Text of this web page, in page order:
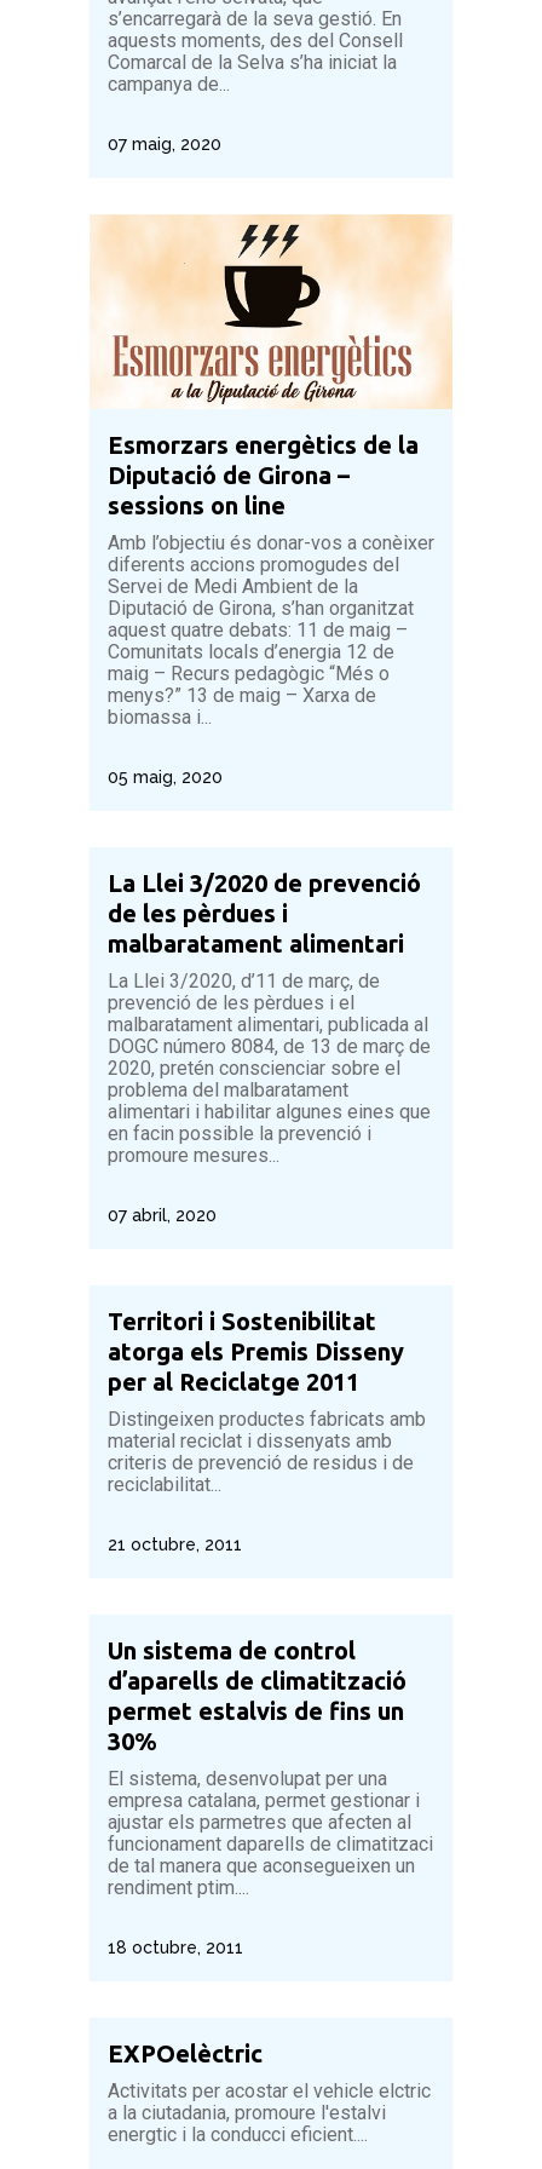
s’encarregarà de la seva gestió. En
aquests moments, des del Consell
Comarcal de la Selva s’ha iniciat la
campanya de...
07 maig, 2020
Esmorzars energètics de la
Diputació de Girona –
sessions on line
Amb l’objectiu és donar-vos a conèixer
diferents accions promogudes del
Servei de Medi Ambient de la
Diputació de Girona, s’han organitzat
aquest quatre debats: 11 de maig –
Comunitats locals d’energia 12 de
maig – Recurs pedagògic “Més o
menys?” 13 de maig – Xarxa de
biomassa i...
05 maig, 2020
La Llei 3/2020 de prevenció
de les pèrdues i
malbaratament alimentari
La Llei 3/2020, d’11 de març, de
prevenció de les pèrdues i el
malbaratament alimentari, publicada al
DOGC número 8084, de 13 de març de
2020, pretén conscienciar sobre el
problema del malbaratament
alimentari i habilitar algunes eines que
en facin possible la prevenció i
promoure mesures...
07 abril, 2020
Territori i Sostenibilitat
atorga els Premis Disseny
per al Reciclatge 2011
Distingeixen productes fabricats amb
material reciclat i dissenyats amb
criteris de prevenció de residus i de
reciclabilitat...
21 octubre, 2011
Un sistema de control
d’aparells de climatització
permet estalvis de fins un
30%
El sistema, desenvolupat per una
empresa catalana, permet gestionar i
ajustar els parmetres que afecten al
funcionament daparells de climatitzaci
de tal manera que aconsegueixen un
rendiment ptim....
18 octubre, 2011
EXPOelèctric
Activitats per acostar el vehicle elctric
a la ciutadania, promoure l'estalvi
energtic i la conducci eficient....